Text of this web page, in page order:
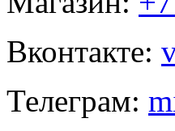
Вконтакте:
Телеграм: